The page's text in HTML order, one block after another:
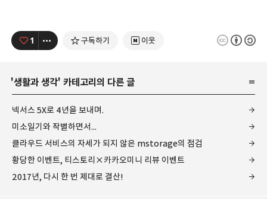
1 구독하기 이웃
'생활과 생각' 카테고리의 다른 글
넥서스 5X로 4년을 보내며.
미소일기와 작별하면서...
클라우드 서비스의 자세가 되지 않은 mstorage의 점검
황당한 이벤트, 티스토리×카카오미니 리뷰 이벤트
2017년, 다시 한 번 제대로 결산!